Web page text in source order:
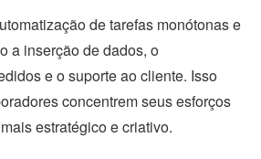
de tarefas monótonas e
a inserção de dados, o
e o suporte ao cliente. Isso
concentrem seus esforços
estratégico e criativo.